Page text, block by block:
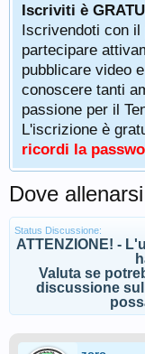
Iscriviti è
Iscrivendoti con il
partecipare
pubblicare video
conoscere tanti
passione per il
L'iscrizione è
ricordi la
Dove
Status Discussione:
ATTENZIONE! -
Valuta se
discussione